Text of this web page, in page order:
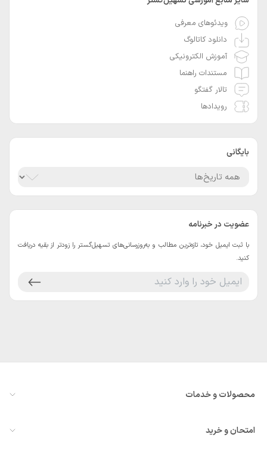
ویدئوهای معرفی
دانلود کاتالوگ
آموزش الکترونیکی
مستندات راهنما
تالار گفتگو
رویدادها
بایگانی
عضویت در خبرنامه
با ثبت ایمیل خود، تازه‌ترین مطالب و به‌روزرسانی‌های تسهیل‌گستر را زودتر از بقیه دریافت
کنید.
محصولات و خدمات
همه ماژول‌ها
امتحان و خرید